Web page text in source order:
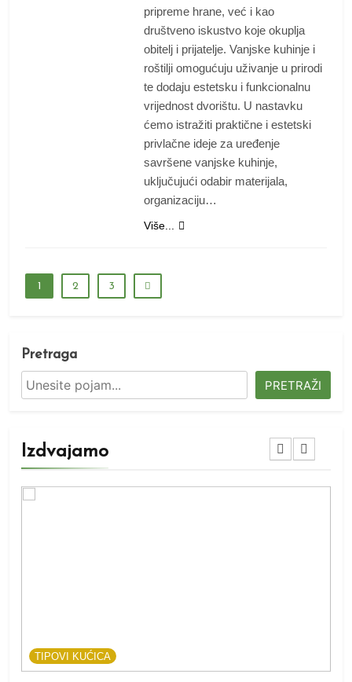
pripreme hrane, već i kao
društveno iskustvo koje okuplja
obitelj i prijatelje. Vanjske kuhinje i
roštilji omogućuju uživanje u prirodi
te dodaju estetsku i funkcionalnu
vrijednost dvorištu. U nastavku
ćemo istražiti praktične i estetski
privlačne ideje za uređenje
savršene vanjske kuhinje,
uključujući odabir materijala,
organizaciju…
Više...
1 2 3
Pretraga
PRETRAŽI
Izdvajamo
TIPOVI KUĆICA